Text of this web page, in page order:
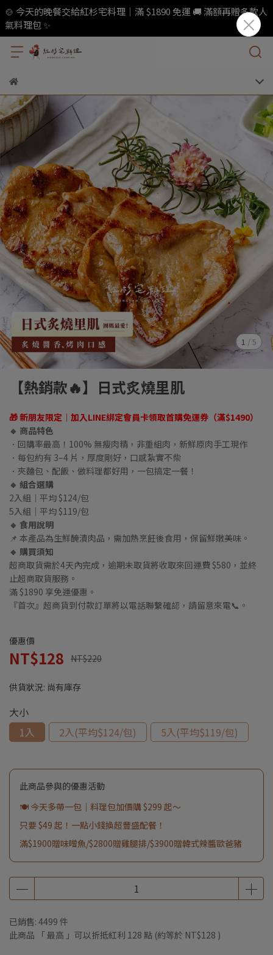
🍲 今天的晚餐交給紅杉宅料理｜滿 $1890 免運 🚚 滿額再贈多款人
氣料理包 ✨
1 /5
【熱銷款🔥】日式炙燒里肌
🎁 新朋友限定｜加入LINE綁定會員卡領取首購免運券（滿$1490）
🔹 商品特色
．回購率最高！100% 無瘦肉精，非重組肉，新鮮原肉手工現作
．每包約有 3–4 片，厚度剛好，口感紮實不柴
．夾麵包、配飯、做料理都好用，一包搞定一餐！
🔹 組合選購
2入組｜平均 $124/包
5入組｜平均 $119/包
🔹 食用說明
📌 本產品為生鮮醃漬肉品，需加熱烹飪後食用，保留鮮嫩美味。
🔹 購買須知
超商取貨需於4天內完成，逾期未取貨將收取來回運費 $580，並終
止超商取貨服務。
滿 $1890 享免運優惠。
『首次』超商貨到付款訂單將以電話聯繫確認，請留意來電📞。
優惠價
NT$128 NT$220
供貨狀況: 尚有庫存
大小
1入
2入(平均$124/包) 5入(平均$119/包)
此商品參與的優惠活動
🍽️ 今天多帶一包｜料理包加價購 $299 起～
只要 $49 起！一點小錢換超豐盛配餐！
滿$1900贈味噌魚/$2800贈雞腿排/$3900贈韓式辣醬歐爸豬
已銷售: 4499 件
此商品 「 最高 」可以折抵紅利 128 點 (約等於 NT$128 )